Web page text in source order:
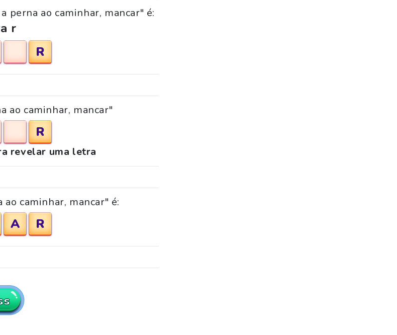
perna ao caminhar, mancar" é:
r
R
ao caminhar, mancar"
R
revelar uma letra
caminhar, mancar" é:
A R